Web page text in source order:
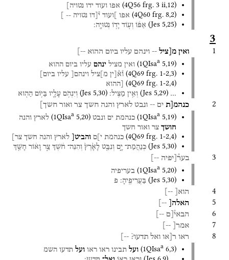
(4Q56 frg. 3 ii,12) אפו ועוד ידו נטויה]
(4Q60 frg. 8,2) אפו ]ועוד י֯[דו נטויה --
(Jes 5,25) אַפּ֔וֹ וְע֖וֹד יָד֥וֹ נְטוּיָֽה׃
3
1 ואין מ[ציל -- וינהם עליו ביום ההוא --]
(1QIsaa 5,19) ואין מציל ינהם עליו ביום ההוא
(4Q69 frg. 1-2,3) ו֯א֯[ין מ]ציל וינהם[ עליו ביום]
(4Q69 frg. 1-2,4)
[ההוא
…
(Jes 5,29) וְאֵ֥ין מַצִּֽיל׃ (Jes 5,30) וְיִנְהֹ֥ם עָלָ֛יו בַּיּ֥וֹם הַה֖וּא
2 כנהמ[ת ים -- ונבט לארץ והנה חשך צר ואור חשך]
(1QIsaa 5,19) כנהמת ים ונבט (1QIsaa 5,20) לארץ והנה
חושך צר ואור חשך
(4Q69 frg. 1-2,4) כנהמת י]ם והביט[ לארץ והנה חשך צר]
(Jes 5,30) כְּנַהֲמַת־ יָ֑ם וְנִבַּ֤ט לָאָ֙רֶץ֙ וְהִנֵּה־ חֹ֔שֶׁךְ צַ֣ר וָא֔וֹר חָשַׁ֖ךְ
3 בער֯[יפיה --]
(1QIsaa 5,20) בעריפיה
(Jes 5,30) בַּעֲרִיפֶֽיהָ׃ פ
4 הוא[ --]
5 האלה[ --]
6 הבאי֯[ם --]
7 אמר[ --]
8 ראו ר[או ואל תדעו? --]
(1QIsaa 6,3) ועל תבינו ראו ראו ועל תדעו השמ